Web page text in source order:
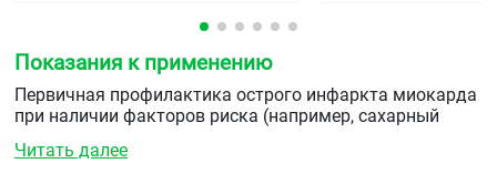
Показания к применению
Первичная профилактика острого инфаркта миокарда
при наличии факторов риска (например, сахарный
ожирение, курение, пожилой возраст) и профилактика
Читать далее